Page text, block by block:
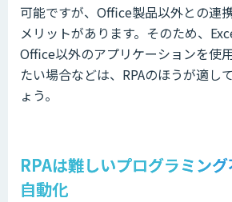
可能ですが、Office製品以外との連
メリットがあります。そのため、
Office以外のアプリケーションを使
たい場合などは、RPAのほうが適し
ょう。
RPAは難しいプログラミン
自動化